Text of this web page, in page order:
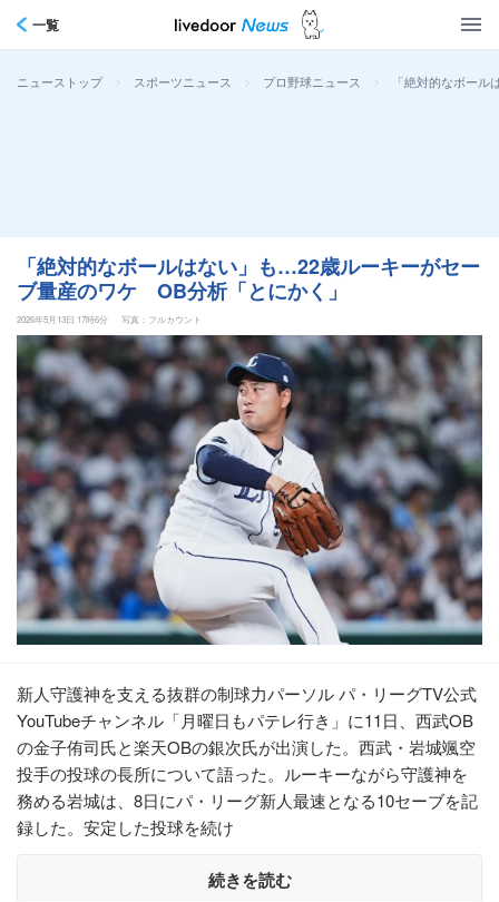
一覧
ニューストップ > スポーツニュース > プロ野球ニュース > 「絶対的なボー
「絶対的なボールはない」も…22歳ルーキーがセー
ブ量産のワケ OB分析「とにかく」
2026年5月13日 17時6分 写真：フルカウント
新人守護神を支える抜群の制球力パーソル パ・リーグTV公式
YouTubeチャンネル「月曜日もパテレ行き」に11日、西武OB
の金子侑司氏と楽天OBの銀次氏が出演した。西武・岩城颯空
投手の投球の長所について語った。ルーキーながら守護神を
務める岩城は、8日にパ・リーグ新人最速となる10セーブを記
録した。安定した投球を続け
続きを読む